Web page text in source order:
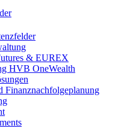
& EUREX
HVB OneWealth
Finanznachfolgeplanung